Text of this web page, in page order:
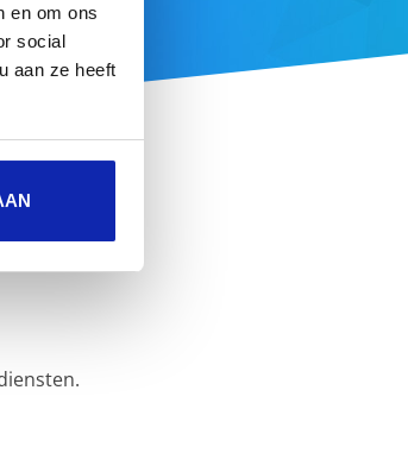
en om ons
social
aan ze heeft